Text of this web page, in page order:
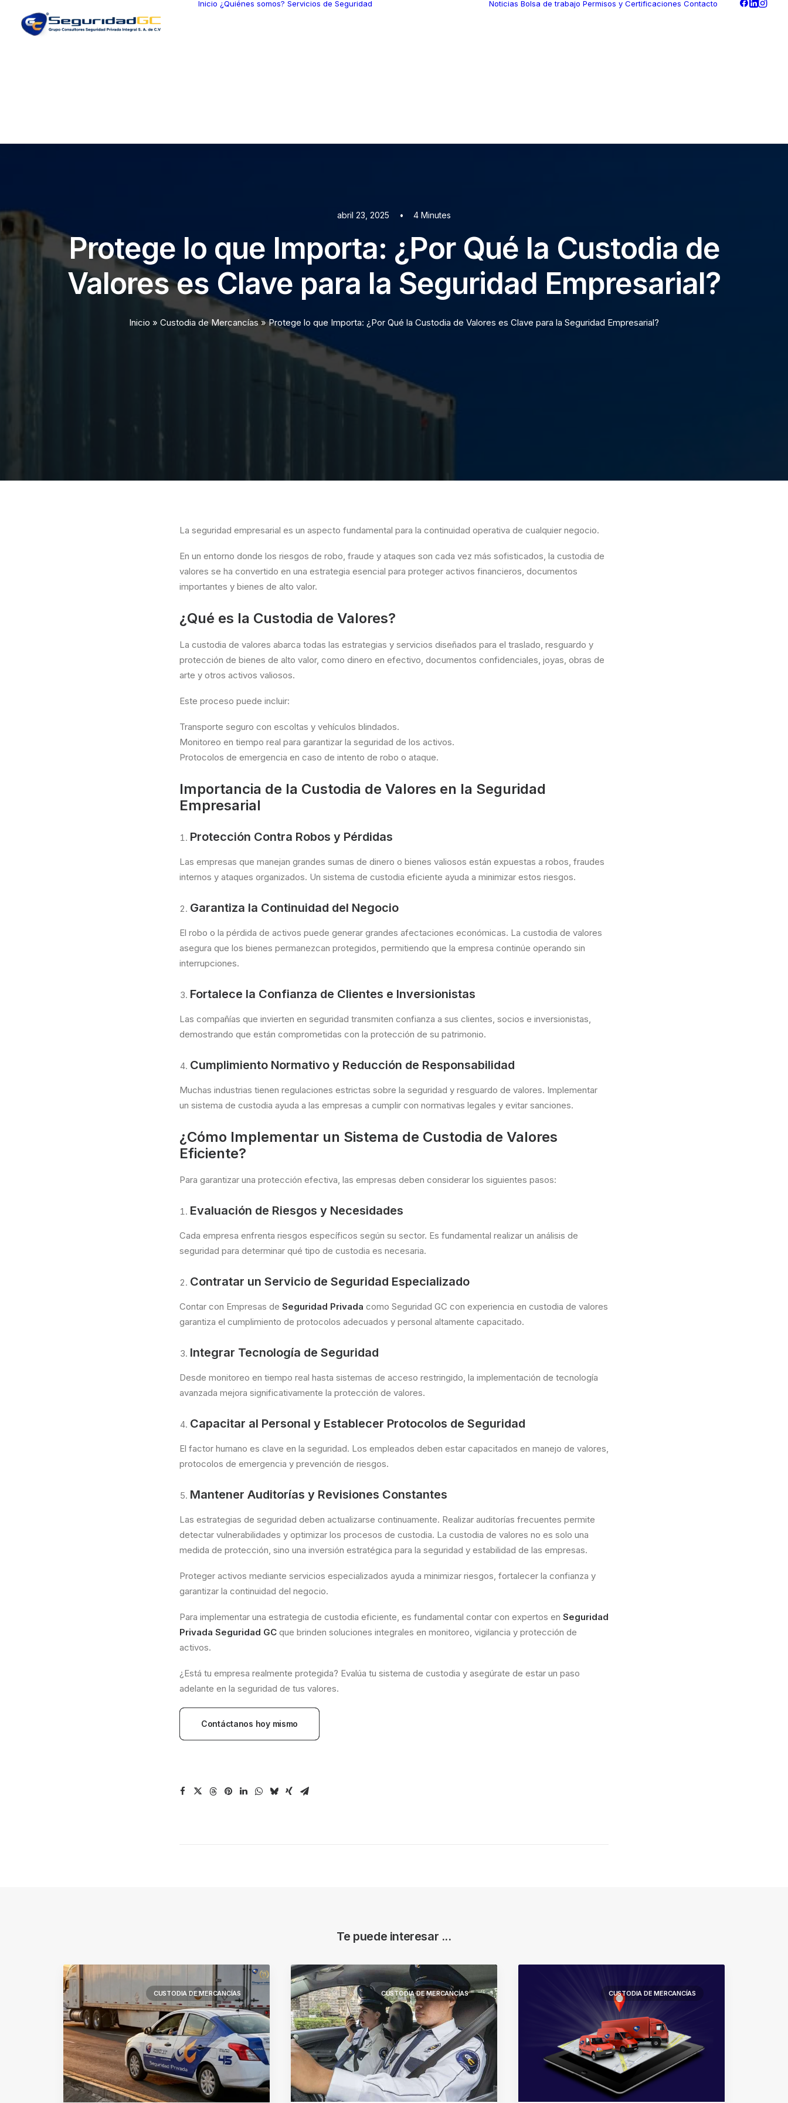
Inicio ¿Quiénes somos? Servicios de Seguridad Noticias Bolsa de trabajo Permisos y Certificaciones Contacto
abril 23, 2025 • 4 Minutes
Protege lo que Importa: ¿Por Qué la Custodia de
Valores es Clave para la Seguridad Empresarial?
Inicio » Custodia de Mercancías»Protege lo que Importa: ¿Por Qué la Custodia de Valores es Clave para la Seguridad Empresarial?
La seguridad empresarial es un aspecto fundamental para la continuidad operativa de cualquier negocio.
En un entorno donde los riesgos de robo, fraude y ataques son cada vez más sofisticados, la custodia de
valores se ha convertido en una estrategia esencial para proteger activos financieros, documentos
importantes y bienes de alto valor.
¿Qué es la Custodia de Valores?
La custodia de valores abarca todas las estrategias y servicios diseñados para el traslado, resguardo y
protección de bienes de alto valor, como dinero en efectivo, documentos confidenciales, joyas, obras de
arte y otros activos valiosos.
Este proceso puede incluir:
Transporte seguro con escoltas y vehículos blindados.
Monitoreo en tiempo real para garantizar la seguridad de los activos.
Protocolos de emergencia en caso de intento de robo o ataque.
Importancia de la Custodia de Valores en la Seguridad
Empresarial
Protección Contra Robos y Pérdidas
Las empresas que manejan grandes sumas de dinero o bienes valiosos están expuestas a robos, fraudes
internos y ataques organizados. Un sistema de custodia eficiente ayuda a minimizar estos riesgos.
Garantiza la Continuidad del Negocio
El robo o la pérdida de activos puede generar grandes afectaciones económicas. La custodia de valores
asegura que los bienes permanezcan protegidos, permitiendo que la empresa continúe operando sin
interrupciones.
Fortalece la Confianza de Clientes e Inversionistas
Las compañías que invierten en seguridad transmiten confianza a sus clientes, socios e inversionistas,
demostrando que están comprometidas con la protección de su patrimonio.
Cumplimiento Normativo y Reducción de Responsabilidad
Muchas industrias tienen regulaciones estrictas sobre la seguridad y resguardo de valores. Implementar
un sistema de custodia ayuda a las empresas a cumplir con normativas legales y evitar sanciones.
¿Cómo Implementar un Sistema de Custodia de Valores
Eficiente?
Para garantizar una protección efectiva, las empresas deben considerar los siguientes pasos:
Evaluación de Riesgos y Necesidades
Cada empresa enfrenta riesgos específicos según su sector. Es fundamental realizar un análisis de
seguridad para determinar qué tipo de custodia es necesaria.
Contratar un Servicio de Seguridad Especializado
Contar con Empresas de Seguridad Privada como Seguridad GC con experiencia en custodia de valores
garantiza el cumplimiento de protocolos adecuados y personal altamente capacitado.
Integrar Tecnología de Seguridad
Desde monitoreo en tiempo real hasta sistemas de acceso restringido, la implementación de tecnología
avanzada mejora significativamente la protección de valores.
Capacitar al Personal y Establecer Protocolos de Seguridad
El factor humano es clave en la seguridad. Los empleados deben estar capacitados en manejo de valores,
protocolos de emergencia y prevención de riesgos.
Mantener Auditorías y Revisiones Constantes
Las estrategias de seguridad deben actualizarse continuamente. Realizar auditorías frecuentes permite
detectar vulnerabilidades y optimizar los procesos de custodia. La custodia de valores no es solo una
medida de protección, sino una inversión estratégica para la seguridad y estabilidad de las empresas.
Proteger activos mediante servicios especializados ayuda a minimizar riesgos, fortalecer la confianza y
garantizar la continuidad del negocio.
Para implementar una estrategia de custodia eficiente, es fundamental contar con expertos en Seguridad
Privada Seguridad GC que brinden soluciones integrales en monitoreo, vigilancia y protección de
activos.
¿Está tu empresa realmente protegida? Evalúa tu sistema de custodia y asegúrate de estar un paso
adelante en la seguridad de tus valores.
Contáctanos hoy mismo
Te puede interesar ...
CUSTODIA DE MERCANCÍAS CUSTODIA DE MERCANCÍAS CUSTODIA DE MERCANCÍAS